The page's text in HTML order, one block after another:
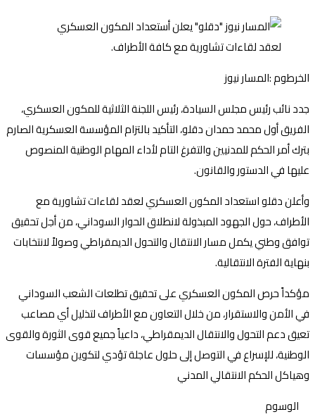
الخرطوم :المسار نيوز
جدد نائب رئيس مجلس السيادة، رئيس اللجنة الثلاثية للمكون العسكري،
الفريق أول محمد حمدان دقلو، التأكيد بالتزام المؤسسة العسكرية الصارم
بترك أمر الحكم للمدنيين والتفرغ التام لأداء المهام الوطنية المنصوص
عليها في الدستور والقانون.
وأعلن دقلو استعداد المكون العسكري لعقد لقاءات تشاورية مع
الأطراف، حول الجهود المبذولة لانطلاق الحوار السوداني، من أجل تحقيق
توافق وطني يكمل مسار الانتقال والتحول الديمقراطي وصولاً لانتخابات
بنهاية الفترة الانتقالية.
مؤكداً حرص المكون العسكري على تحقيق تطلعات الشعب السوداني
في الأمن والاستقرار، من خلال التعاون مع الأطراف لتذليل أي مصاعب
تعيق دعم التحول والانتقال الديمقراطي، داعياََ جميع قوى الثورة والقوى
الوطنية، للإسراع في التوصل إلى حلول عاجلة تؤدي لتكوين مؤسسات
وهياكل الحكم الانتقالي المدني
الوسوم